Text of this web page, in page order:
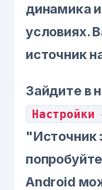
динамика
условиях.
источник
Зайдите в
Настройки
"Источник
Android